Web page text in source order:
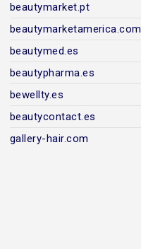
beautymarket.pt
beautymarketamerica.com
beautymed.es
beautypharma.es
bewellty.es
beautycontact.es
gallery-hair.com